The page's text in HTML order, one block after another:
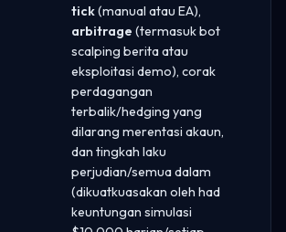
tick(manual atau EA),
arbitrage (termasuk bot
scalping berita atau
eksploitasi demo), corak
perdagangan
terbalik/hedging yang
dilarang merentasi akaun,
dan tingkah laku
perjudian/semua dalam
(dikuatkuasakan oleh had
keuntungan simulasi